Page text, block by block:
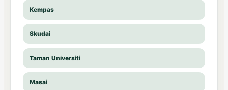
Kempas
Skudai
Taman Universiti
Masai